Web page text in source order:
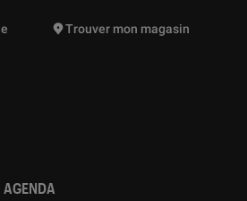
vont vous être proposées
Trouver mon magasin
AGENDA